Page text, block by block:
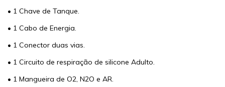
• 1 Chave de Tanque.
• 1 Cabo de Energia.
• 1 Conector duas vias.
• 1 Circuito de respiração de silicone Adulto.
• 1 Mangueira de O2, N2O e AR.